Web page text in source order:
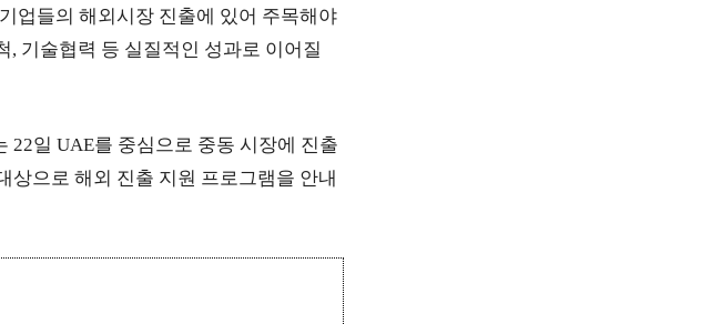
업들의 해외시장 진출에 있어 주목해야
, 기술협력 등 실질적인 성과로 이어질
22일 UAE를 중심으로 중동 시장에 진출
상으로 해외 진출 지원 프로그램을 안내